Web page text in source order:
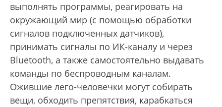
выполнять программы, реагировать на
окружающий мир (с помощью обработки
сигналов подключенных датчиков),
принимать сигналы по ИК-каналу и через
Вluetooth, а также самостоятельно выдавать
команды по беспроводным каналам.
Ожившие лего-человечки могут собирать
вещи, обходить препятствия, карабкаться